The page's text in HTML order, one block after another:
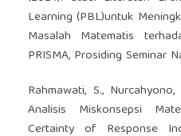
Learning (PBL)untuk
Masalah Matematis
PRISMA, Prosiding Seminar
Rahmawati, S.,
Analisis Miskonsepsi
Certainty of Response